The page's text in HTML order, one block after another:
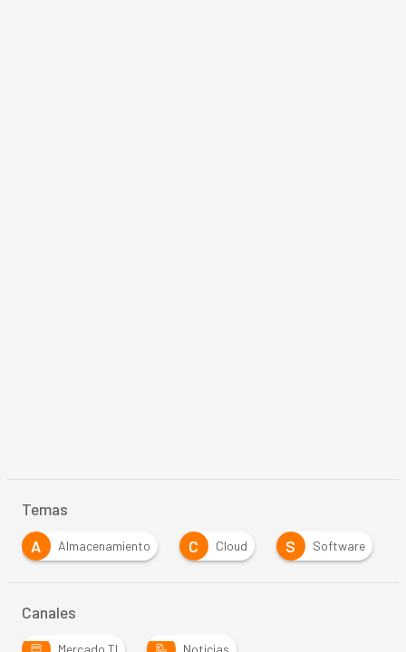
Temas
A
Almacenamiento C Cloud S Software
Canales